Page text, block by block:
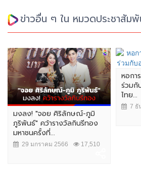
ข่าวอื่น ๆ ใน หมวดประชาสัม
มงลง! "จอย ศิริลักษณ์-ภูมิ
ภูริพันธ์" คว้ารางวัลกินรีทอง
มหาชนครั้งที่...
29 มกราคม 2566 17,510
หอกา
ร่วมกั
ไทย...
7 ธั